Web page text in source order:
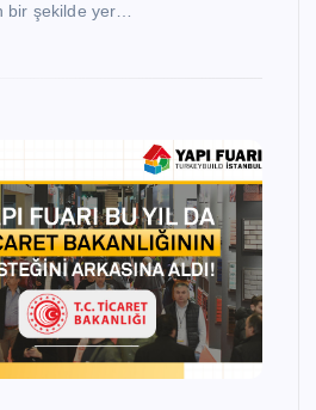
bir şekilde yer…